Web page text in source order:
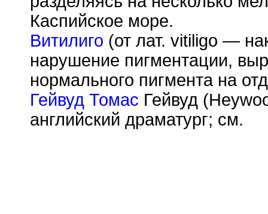
Каспийское море.
Витилиго (от лат. vitiligo —
нарушение пигментации,
нормального пигмента на
Гейвуд Томас Гейвуд
английский драматург; см.